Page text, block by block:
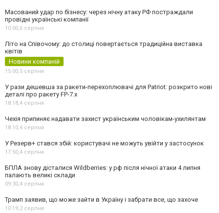
Масований удар по бізнесу: через нічну атаку РФ постраждали
провідні українські компанії
10:00, 6 серпня
Літо на Співочому: до столиці повертається традиційна виставка
квітів
Новини компаній
15:00, 5 серпня
У рази дешевша за ракети-перехоплювачі для Patriot: розкрито нові
деталі про ракету FP-7.x
18:18, 4 серпня
Чехія припиняє надавати захист українським чоловікам-ухилянтам
18:10, 4 серпня
У Резерв+ стався збій: користувачі не можуть увійти у застосунок
17:50, 4 серпня
БПЛА знову дісталися Wildberries: у рф після нічної атаки 4 липня
палають великі склади
09:30, 4 серпня
Трамп заявив, що може зайти в Україну і забрати все, що захоче
10:19, 2 серпня